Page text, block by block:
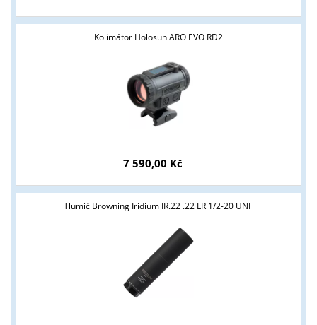
Kolimátor Holosun ARO EVO RD2
7 590,00 Kč
Tlumič Browning Iridium IR.22 .22 LR 1/2-20 UNF
Tyto stránky jsou určeny pouze odborné veřejnosti od 18 let a
podmínky?